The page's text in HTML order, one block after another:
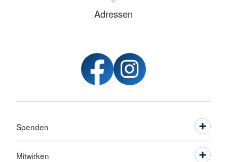
Adressen
Spenden
Mitwirken